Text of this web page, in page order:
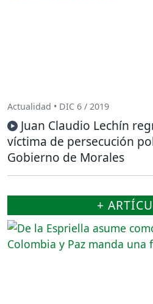
Actualidad • DIC 6 / 2019
Juan Claudio Lechín
víctima de persecución
Gobierno de Morales
+